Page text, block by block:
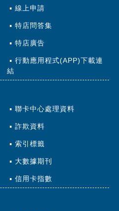
線上申請
特店問答集
特店廣告
行動應用程式(APP)下載連
結
聯卡中心處理資料
詐欺資料
索引標籤
大數據期刊
信用卡指數